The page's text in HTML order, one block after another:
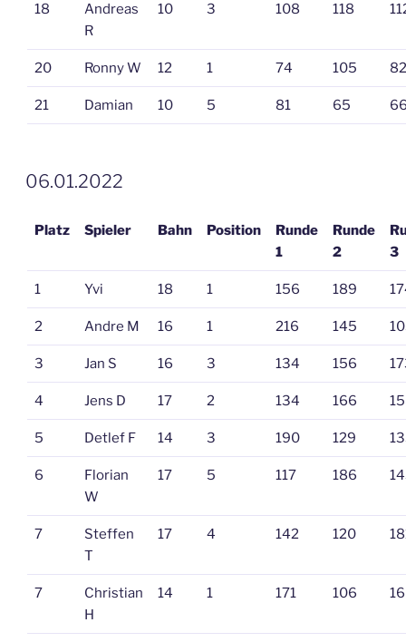
18
Andreas
R
10 3 108 118
20 Ronny W 12 1 74 105 82
21 Damian 10 5 81 65
VERÖFFENTLICHT
AM
06.01.2022
Platz Spieler Bahn Position
Runde
1
Runde
2
3
1 Yvi 18 1 156 189
2 Andre M 16 1 216 145
3 Jan S 16 3 134 156
4 Jens D 17 2 134 166
5 Detlef F 14 3 190 129
6
Florian
W
17 5 117 186
7
Steffen
T
17 4 142 120
7
Christian
H
14 1 171 106